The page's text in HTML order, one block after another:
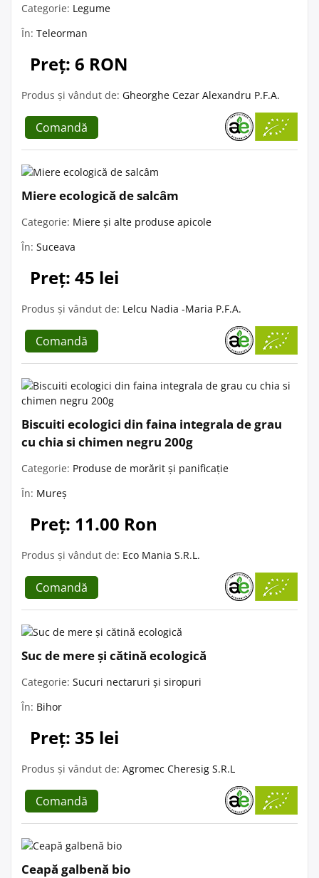
Categorie: Legume
În: Teleorman
Preț: 6 RON
Produs și vândut de: Gheorghe Cezar Alexandru P.F.A.
Comandă
Miere ecologică de salcâm
Categorie: Miere și alte produse apicole
În: Suceava
Preț: 45 lei
Produs și vândut de: Lelcu Nadia -Maria P.F.A.
Comandă
Biscuiti ecologici din faina integrala de grau
cu chia si chimen negru 200g
Categorie: Produse de morărit și panificație
În: Mureș
Preț: 11.00 Ron
Produs și vândut de: Eco Mania S.R.L.
Comandă
Suc de mere și cătină ecologică
Categorie: Sucuri nectaruri și siropuri
În: Bihor
Preț: 35 lei
Produs și vândut de: Agromec Cheresig S.R.L
Comandă
Ceapă galbenă bio